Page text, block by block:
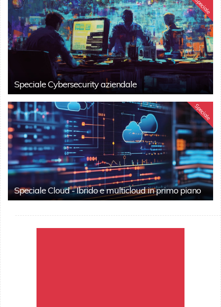
Speciale
Speciale Cybersecurity aziendale
Speciale
Speciale Cloud - Ibrido e multicloud in primo piano